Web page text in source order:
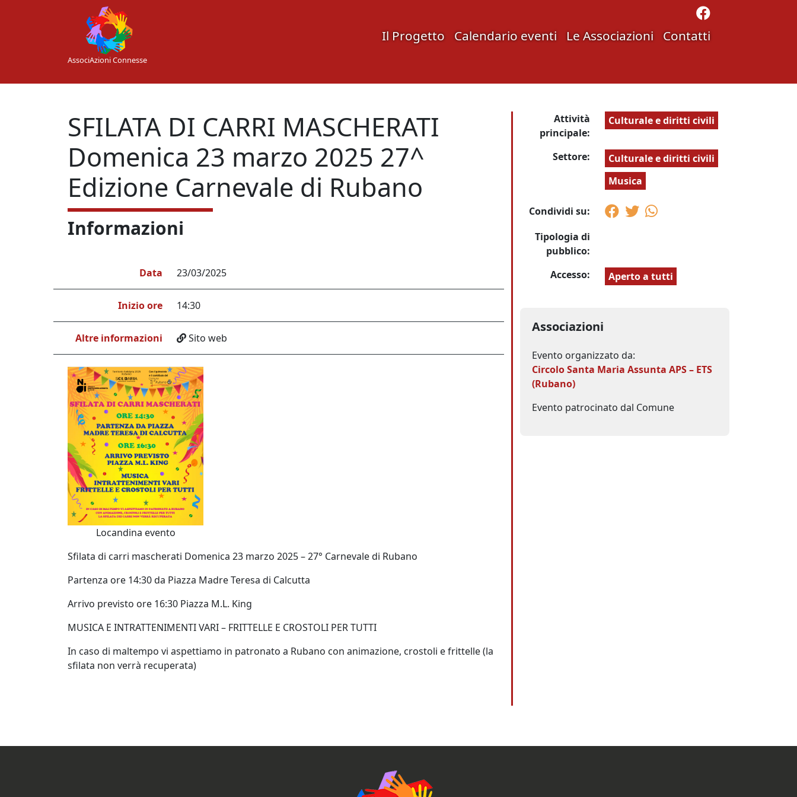
AssociAzioni Connesse
Il Progetto Calendario eventi Le Associazioni Contatti
SFILATA DI CARRI MASCHERATI
Domenica 23 marzo 2025 27^
Edizione Carnevale di Rubano
Informazioni
Data 23/03/2025
Inizio ore 14:30
Altre informazioni Sito web
Locandina evento
Sfilata di carri mascherati Domenica 23 marzo 2025 – 27° Carnevale di Rubano
Partenza ore 14:30 da Piazza Madre Teresa di Calcutta
Arrivo previsto ore 16:30 Piazza M.L. King
MUSICA E INTRATTENIMENTI VARI – FRITTELLE E CROSTOLI PER TUTTI
In caso di maltempo vi aspettiamo in patronato a Rubano con animazione, crostoli e frittelle (la
sfilata non verrà recuperata)
Attività
principale:
Culturale e diritti civili
Settore:
Culturale e diritti civili
Musica
Condividi su:
Tipologia di
pubblico:
Accesso:
Aperto a tutti
Associazioni
Evento organizzato da:
Circolo Santa Maria Assunta APS – ETS
(Rubano)
Evento patrocinato dal Comune